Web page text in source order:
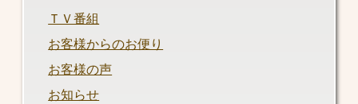
ＴＶ番組
お客様からのお便り
お客様の声
お知らせ